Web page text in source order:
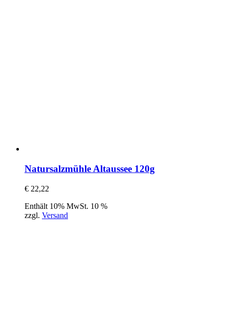
Natursalzmühle Altaussee 120g
€ 22,22
Enthält 10% MwSt. 10 %
zzgl. Versand